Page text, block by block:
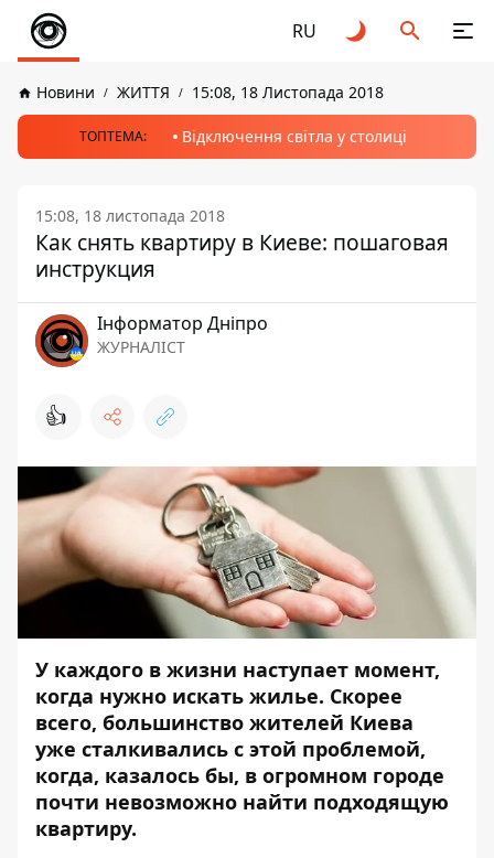
RU
Новини ЖИТТЯ 15:08, 18 Листопада 2018
ТОПТЕМА: Відключення світла у столиці
15:08, 18 листопада 2018
Как снять квартиру в Киеве: пошаговая
инструкция
Інформатор Дніпро
ЖУРНАЛІСТ
👍
У каждого в жизни наступает момент,
когда нужно искать жилье. Скорее
всего, большинство жителей Киева
уже сталкивались с этой проблемой,
когда, казалось бы, в огромном городе
почти невозможно найти подходящую
квартиру.